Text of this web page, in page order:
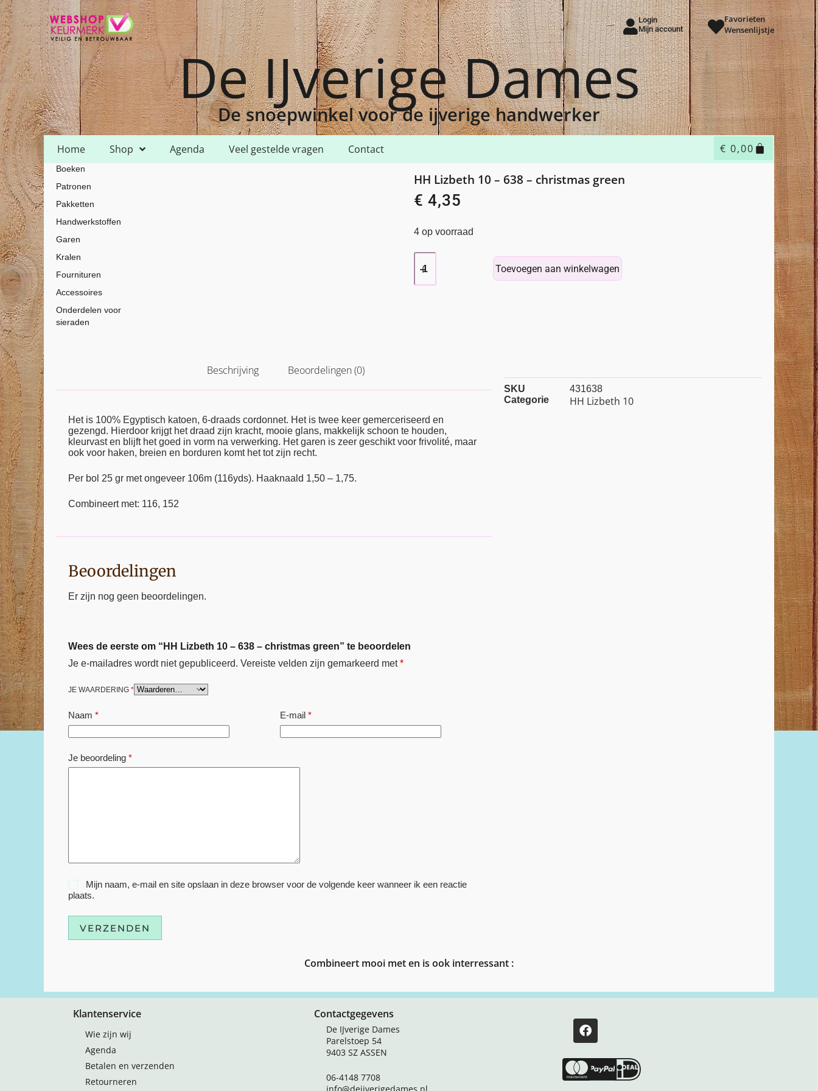
Login
Mijn account
Favorieten
Wensenlijstje
De IJverige Dames
De snoepwinkel voor de ijverige handwerker
Home Shop Agenda Veel gestelde vragen Contact € 0,00
Home Shop
Boeken
Patronen
Pakketten
Handwerkstoffen
Garen
Kralen
Fournituren
Accessoires
Onderdelen voor
sieraden
HH Lizbeth 10 – 638 – christmas green
€ 4,35
4 op voorraad
Toevoegen aan winkelwagen
Beschrijving Beoordelingen (0)
Het is 100% Egyptisch katoen, 6-draads cordonnet. Het is twee keer gemerceriseerd en
gezengd. Hierdoor krijgt het draad zijn kracht, mooie glans, makkelijk schoon te houden,
kleurvast en blijft het goed in vorm na verwerking. Het garen is zeer geschikt voor frivolité, maar
ook voor haken, breien en borduren komt het tot zijn recht.
Per bol 25 gr met ongeveer 106m (116yds). Haaknaald 1,50 – 1,75.
Combineert met: 116, 152
Beoordelingen
Er zijn nog geen beoordelingen.
Wees de eerste om “HH Lizbeth 10 – 638 – christmas green” te beoordelen
Je e-mailadres wordt niet gepubliceerd. Vereiste velden zijn gemarkeerd met*
JE WAARDERING *
Naam * E-mail*
Je beoordeling *
Mijn naam, e-mail en site opslaan in deze browser voor de volgende keer wanneer ik een reactie
plaats.
VERZENDEN
SKU
431638
Categorie
HH Lizbeth 10
Combineert mooi met en is ook interressant :
Klantenservice
Wie zijn wij
Agenda
Betalen en verzenden
Retourneren
Contactgegevens
De IJverige Dames
Parelstoep 54
9403 SZ ASSEN
06-4148 7708